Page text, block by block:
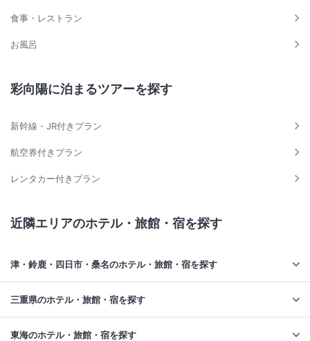
食事・レストラン
お風呂
彩向陽に泊まるツアーを探す
新幹線・JR付きプラン
航空券付きプラン
レンタカー付きプラン
近隣エリアのホテル・旅館・宿を探す
津・鈴鹿・四日市・桑名のホテル・旅館・宿を探す
三重県のホテル・旅館・宿を探す
東海のホテル・旅館・宿を探す